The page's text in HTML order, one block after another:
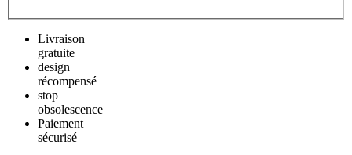
Livraison
gratuite
design
récompensé
stop
obsolescence
Paiement
sécurisé